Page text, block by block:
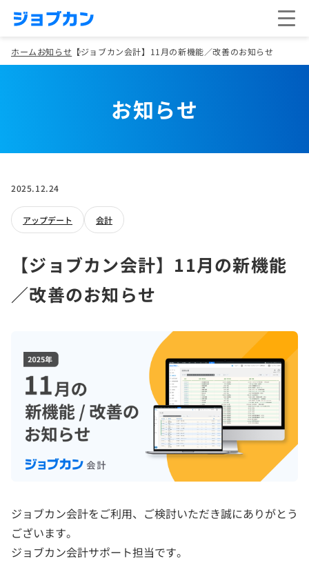
ホームお知らせ 【ジョブカン会計】11月の新機能／改善のお知らせ
お知らせ
2025.12.24
アップデート 会計
【ジョブカン会計】11月の新機能
／改善のお知らせ
ジョブカン会計をご利用、ご検討いただき誠にありがとう
ございます。
ジョブカン会計サポート担当です。